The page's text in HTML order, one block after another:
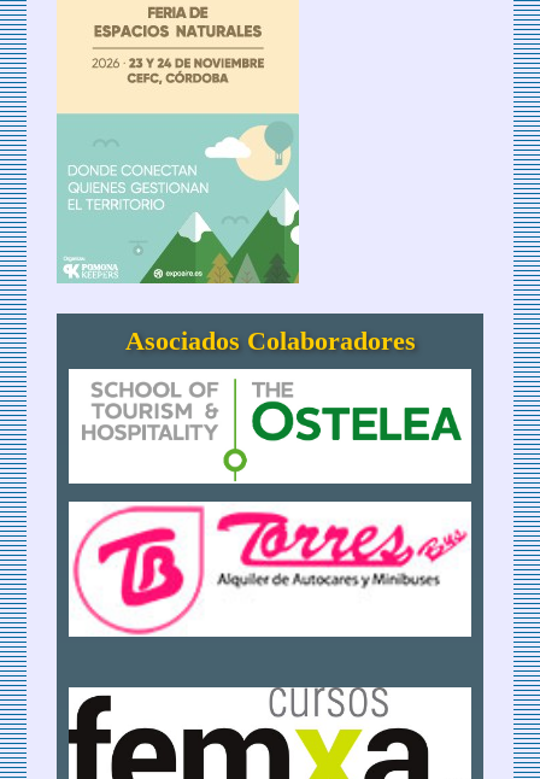
Asociados Colaboradores